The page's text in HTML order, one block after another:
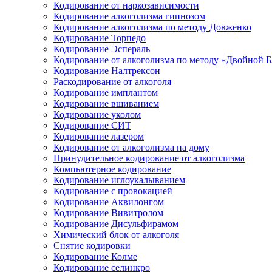
Кодирование от наркозависимости
Кодирование алкоголизма гипнозом
Кодирование алкоголизма по методу Довженко
Кодирование Торпедо
Кодирование Эспераль
Кодирование от алкоголизма по методу «Двойной
Кодирование Налтрексон
Раскодирование от алкоголя
Кодирование имплантом
Кодирование вшиванием
Кодирование уколом
Кодирование СИТ
Кодирование лазером
Кодирование от алкоголизма на дому
Принудительное кодирование от алкоголизма
Компьютерное кодирование
Кодирование иглоукалыванием
Кодирование с провокацией
Кодирование Аквилонгом
Кодирование Вивитролом
Кодирование Дисульфирамом
Химический блок от алкоголя
Снятие кодировки
Кодирование Колме
Кодирование селинкро